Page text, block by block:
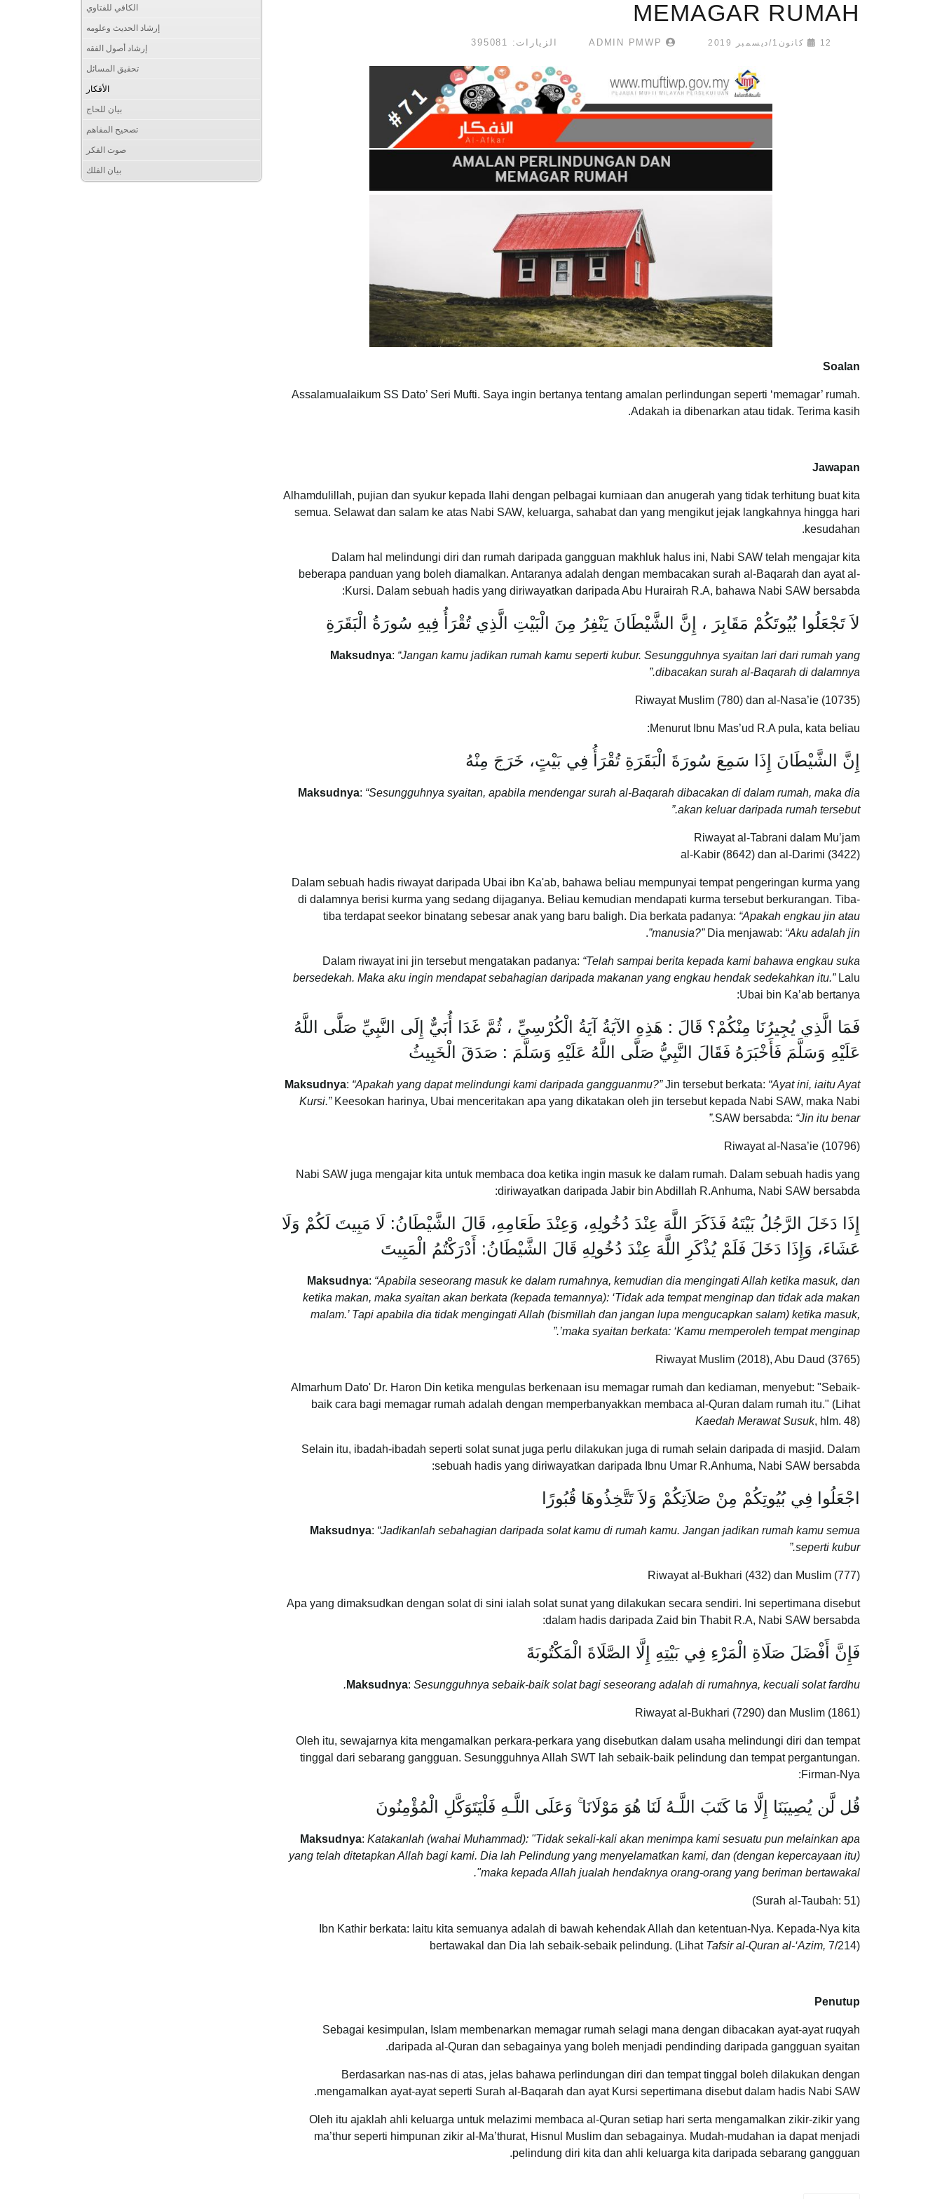
MEMAGAR RUMAH
12 كانون1/ديسمبر 2019 ADMIN PMWP الزيارات: 395081
Soalan
Assalamualaikum SS Dato’ Seri Mufti. Saya ingin bertanya tentang amalan perlindungan seperti ‘memagar’ rumah.
Adakah ia dibenarkan atau tidak. Terima kasih.
Jawapan
Alhamdulillah, pujian dan syukur kepada Ilahi dengan pelbagai kurniaan dan anugerah yang tidak terhitung buat kita
semua. Selawat dan salam ke atas Nabi SAW, keluarga, sahabat dan yang mengikut jejak langkahnya hingga hari
kesudahan.
Dalam hal melindungi diri dan rumah daripada gangguan makhluk halus ini, Nabi SAW telah mengajar kita
beberapa panduan yang boleh diamalkan. Antaranya adalah dengan membacakan surah al-Baqarah dan ayat al-
Kursi. Dalam sebuah hadis yang diriwayatkan daripada Abu Hurairah R.A, bahawa Nabi SAW bersabda:
لاَ تَجْعَلُوا بُيُوتَكُمْ مَقَابِرَ ، إِنَّ الشَّيْطَانَ يَنْفِرُ مِنَ الْبَيْتِ الَّذِي تُقْرَأُ فِيهِ سُورَةُ الْبَقَرَةِ
Maksudnya: “Jangan kamu jadikan rumah kamu seperti kubur. Sesungguhnya syaitan lari dari rumah yang
dibacakan surah al-Baqarah di dalamnya.”
Riwayat Muslim (780) dan al-Nasa’ie (10735)
Menurut Ibnu Mas’ud R.A pula, kata beliau:
إِنَّ الشَّيْطَانَ إِذَا سَمِعَ سُورَةَ الْبَقَرَةِ تُقْرَأُ فِي بَيْتٍ، خَرَجَ مِنْهُ
Maksudnya: “Sesungguhnya syaitan, apabila mendengar surah al-Baqarah dibacakan di dalam rumah, maka dia
akan keluar daripada rumah tersebut.”
Riwayat al-Tabrani dalam Mu’jam
al-Kabir (8642) dan al-Darimi (3422)
Dalam sebuah hadis riwayat daripada Ubai ibn Ka'ab, bahawa beliau mempunyai tempat pengeringan kurma yang
di dalamnya berisi kurma yang sedang dijaganya. Beliau kemudian mendapati kurma tersebut berkurangan. Tiba-
tiba terdapat seekor binatang sebesar anak yang baru baligh. Dia berkata padanya: “Apakah engkau jin atau
manusia?” Dia menjawab: “Aku adalah jin”
.
Dalam riwayat ini jin tersebut mengatakan padanya: “Telah sampai berita kepada kami bahawa engkau suka
bersedekah. Maka aku ingin mendapat sebahagian daripada makanan yang engkau hendak sedekahkan itu.”Lalu
Ubai bin Ka’ab bertanya:
فَمَا الَّذِي يُجِيرُنَا مِنْكُمْ؟ قَالَ : هَذِهِ الآيَةُ آيَةُ الْكُرْسِيِّ ، ثُمَّ غَدَا أُبَيٌّ إِلَى النَّبِيِّ صَلَّى اللَّهُ
عَلَيْهِ وَسَلَّمَ فَأَخْبَرَهُ فَقَالَ النَّبِيُّ صَلَّى اللَّهُ عَلَيْهِ وَسَلَّمَ : صَدَقَ الْخَبِيثُ
Maksudnya: “Apakah yang dapat melindungi kami daripada gangguanmu?”Jin tersebut berkata: “Ayat ini, iaitu Ayat
Kursi.”Keesokan harinya, Ubai menceritakan apa yang dikatakan oleh jin tersebut kepada Nabi SAW, maka Nabi
SAW bersabda: “Jin itu benar.”
Riwayat al-Nasa’ie (10796)
Nabi SAW juga mengajar kita untuk membaca doa ketika ingin masuk ke dalam rumah. Dalam sebuah hadis yang
diriwayatkan daripada Jabir bin Abdillah R.Anhuma, Nabi SAW bersabda:
إِذَا دَخَلَ الرَّجُلُ بَيْتَهُ فَذَكَرَ اللَّهَ عِنْدَ دُخُولِهِ، وَعِنْدَ طَعَامِهِ، قَالَ الشَّيْطَانُ: لَا مَبِيتَ لَكُمْ وَلَا
عَشَاءَ، وَإِذَا دَخَلَ فَلَمْ يُذْكَرِ اللَّهَ عِنْدَ دُخُولِهِ قَالَ الشَّيْطَانُ: أَدْرَكْتُمُ الْمَبِيتَ
Maksudnya: “Apabila seseorang masuk ke dalam rumahnya, kemudian dia mengingati Allah ketika masuk, dan
ketika makan, maka syaitan akan berkata (kepada temannya): ‘Tidak ada tempat menginap dan tidak ada makan
malam.’ Tapi apabila dia tidak mengingati Allah (bismillah dan jangan lupa mengucapkan salam) ketika masuk,
maka syaitan berkata: ‘Kamu memperoleh tempat menginap’.”
Riwayat Muslim (2018), Abu Daud (3765)
Almarhum Dato' Dr. Haron Din ketika mengulas berkenaan isu memagar rumah dan kediaman, menyebut: "Sebaik-
baik cara bagi memagar rumah adalah dengan memperbanyakkan membaca al-Quran dalam rumah itu." (Lihat
Kaedah Merawat Susuk, hlm. 48)
Selain itu, ibadah-ibadah seperti solat sunat juga perlu dilakukan juga di rumah selain daripada di masjid. Dalam
sebuah hadis yang diriwayatkan daripada Ibnu Umar R.Anhuma, Nabi SAW bersabda:
اجْعَلُوا فِي بُيُوتِكُمْ مِنْ صَلاَتِكُمْ وَلاَ تَتَّخِذُوهَا قُبُورًا
Maksudnya: “Jadikanlah sebahagian daripada solat kamu di rumah kamu. Jangan jadikan rumah kamu semua
seperti kubur.”
Riwayat al-Bukhari (432) dan Muslim (777)
Apa yang dimaksudkan dengan solat di sini ialah solat sunat yang dilakukan secara sendiri. Ini sepertimana disebut
dalam hadis daripada Zaid bin Thabit R.A, Nabi SAW bersabda:
فَإِنَّ أَفْضَلَ صَلَاةِ الْمَرْءِ فِي بَيْتِهِ إِلَّا الصَّلَاةَ الْمَكْتُوبَةَ
Maksudnya: Sesungguhnya sebaik-baik solat bagi seseorang adalah di rumahnya, kecuali solat fardhu.
Riwayat al-Bukhari (7290) dan Muslim (1861)
Oleh itu, sewajarnya kita mengamalkan perkara-perkara yang disebutkan dalam usaha melindungi diri dan tempat
tinggal dari sebarang gangguan. Sesungguhnya Allah SWT lah sebaik-baik pelindung dan tempat pergantungan.
Firman-Nya:
قُل لَّن يُصِيبَنَا إِلَّا مَا كَتَبَ اللَّـهُ لَنَا هُوَ مَوْلَانَا ۚ وَعَلَى اللَّـهِ فَلْيَتَوَكَّلِ الْمُؤْمِنُونَ
Maksudnya: Katakanlah (wahai Muhammad): "Tidak sekali-kali akan menimpa kami sesuatu pun melainkan apa
yang telah ditetapkan Allah bagi kami. Dia lah Pelindung yang menyelamatkan kami, dan (dengan kepercayaan itu)
maka kepada Allah jualah hendaknya orang-orang yang beriman bertawakal".
(Surah al-Taubah: 51)
Ibn Kathir berkata: Iaitu kita semuanya adalah di bawah kehendak Allah dan ketentuan-Nya. Kepada-Nya kita
bertawakal dan Dia lah sebaik-sebaik pelindung. (Lihat Tafsir al-Quran al-‘Azim, 7/214)
Penutup
Sebagai kesimpulan, Islam membenarkan memagar rumah selagi mana dengan dibacakan ayat-ayat ruqyah
daripada al-Quran dan sebagainya yang boleh menjadi pendinding daripada gangguan syaitan.
Berdasarkan nas-nas di atas, jelas bahawa perlindungan diri dan tempat tinggal boleh dilakukan dengan
mengamalkan ayat-ayat seperti Surah al-Baqarah dan ayat Kursi sepertimana disebut dalam hadis Nabi SAW.
Oleh itu ajaklah ahli keluarga untuk melazimi membaca al-Quran setiap hari serta mengamalkan zikir-zikir yang
ma’thur seperti himpunan zikir al-Ma’thurat, Hisnul Muslim dan sebagainya. Mudah-mudahan ia dapat menjadi
pelindung diri kita dan ahli keluarga kita daripada sebarang gangguan.
الكافي للفتاوي
إرشاد الحديث وعلومه
إرشاد أصول الفقه
تحقيق المسائل
الأفكار
بيان للحاج
تصحيح المفاهم
صوت الفكر
بيان الفلك